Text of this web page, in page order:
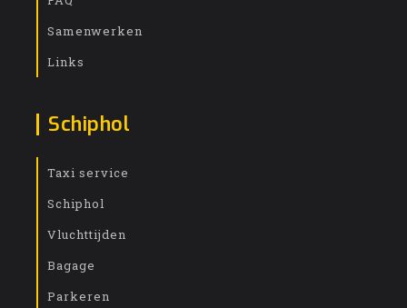
Samenwerken
Links
Schiphol
Taxi service
Schiphol
Vluchttijden
Bagage
Parkeren